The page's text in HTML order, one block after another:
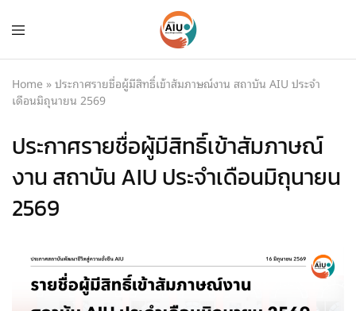
Home »ประกาศรายชื่อผู้มีสิทธิ์เข้าสัมภาษณ์งาน สถาบัน AIU ประจำ
เดือนมิถุนายน 2569
ประกาศรายชื่อผู้มีสิทธิ์เข้าสัมภาษณ์
งาน สถาบัน AIU ประจำเดือนมิถุนายน
2569